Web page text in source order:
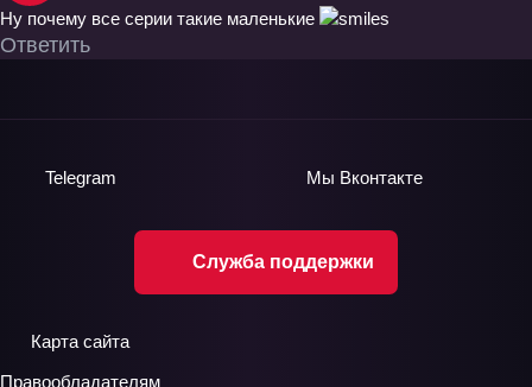
Ну почему все серии такие маленькие
Ответить
Служба поддержки
Telegram Мы Вконтакте
Карта сайта
Правообладателям